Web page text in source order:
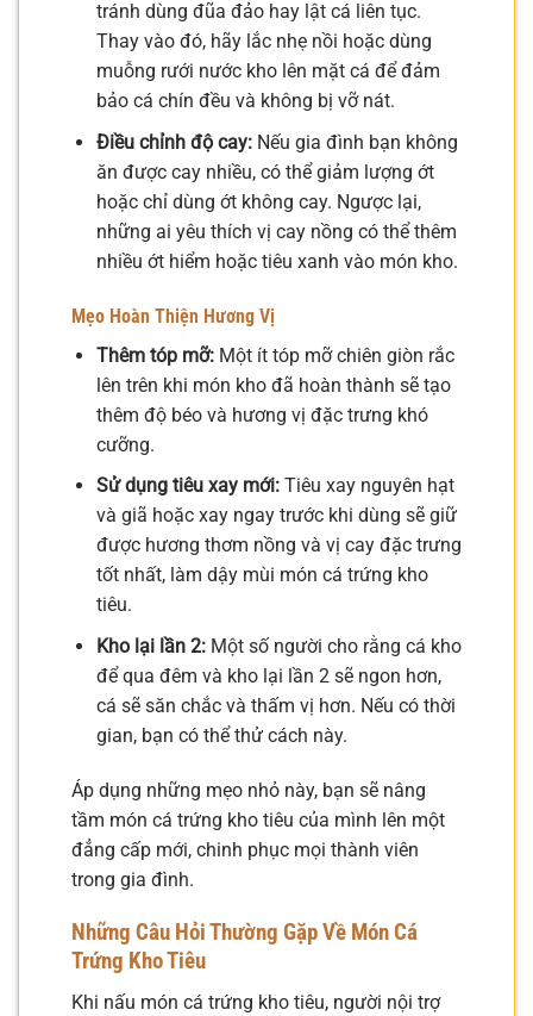
tránh dùng đũa đảo hay lật cá liên tục.
Thay vào đó, hãy lắc nhẹ nồi hoặc dùng
muỗng rưới nước kho lên mặt cá để đảm
bảo cá chín đều và không bị vỡ nát.
Điều chỉnh độ cay:Nếu gia đình bạn không
ăn được cay nhiều, có thể giảm lượng ớt
hoặc chỉ dùng ớt không cay. Ngược lại,
những ai yêu thích vị cay nồng có thể thêm
nhiều ớt hiểm hoặc tiêu xanh vào món kho.
Mẹo Hoàn Thiện Hương Vị
Thêm tóp mỡ:Một ít tóp mỡ chiên giòn rắc
lên trên khi món kho đã hoàn thành sẽ tạo
thêm độ béo và hương vị đặc trưng khó
cưỡng.
Sử dụng tiêu xay mới:Tiêu xay nguyên hạt
và giã hoặc xay ngay trước khi dùng sẽ giữ
được hương thơm nồng và vị cay đặc trưng
tốt nhất, làm dậy mùi món cá trứng kho
tiêu.
Kho lại lần 2:Một số người cho rằng cá kho
để qua đêm và kho lại lần 2 sẽ ngon hơn,
cá sẽ săn chắc và thấm vị hơn. Nếu có thời
gian, bạn có thể thử cách này.
Áp dụng những mẹo nhỏ này, bạn sẽ nâng
tầm món cá trứng kho tiêu của mình lên một
đẳng cấp mới, chinh phục mọi thành viên
trong gia đình.
Những Câu Hỏi Thường Gặp Về Món Cá
Trứng Kho Tiêu
Khi nấu món cá trứng kho tiêu, người nội trợ